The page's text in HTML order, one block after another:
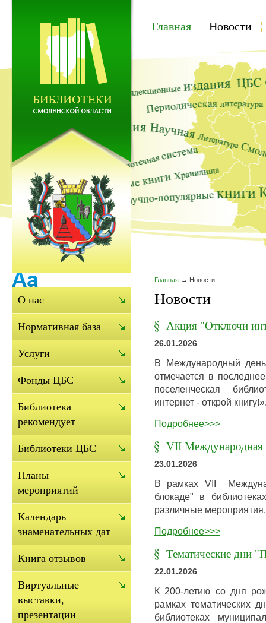
Главная Новости
Главная Новости
Новости
Акция "Отключи
26.01.2026
В Международный день
отмечается в
поселенческая
интернет - открой
Подробнее>>>
VII Международная
23.01.2026
В рамках VII
блокаде" в
различные мероприятия.
Подробнее>>>
Тематические дни
22.01.2026
К 200-летию со дня
рамках тематических
библиотеках
О нас
Нормативная база
Услуги
Фонды ЦБС
Библиотека
рекомендует
Библиотеки ЦБС
Планы
мероприятий
Календарь
знаменательных дат
Книга отзывов
Виртуальные
выставки,
презентации